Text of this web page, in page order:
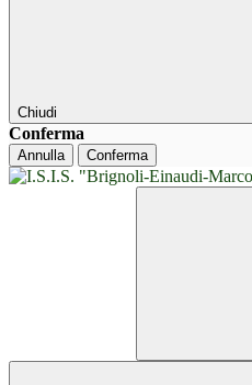
Chiudi
Conferma
Annulla Conferma